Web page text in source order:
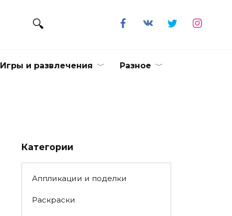
Игры и развлечения Разное
Категории
Аппликации и поделки
Раскраски